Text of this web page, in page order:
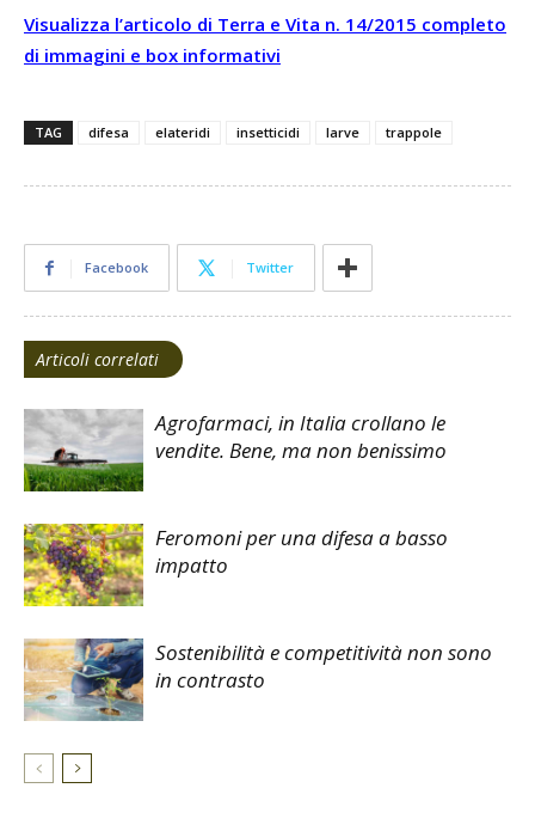
Visualizza l’articolo di Terra e Vita n. 14/2015 completo
di immagini e box informativi
TAG difesa elateridi insetticidi larve trappole
Facebook Twitter
Articoli correlati
Agrofarmaci, in Italia crollano le
vendite. Bene, ma non benissimo
Feromoni per una difesa a basso
impatto
Sostenibilità e competitività non sono
in contrasto